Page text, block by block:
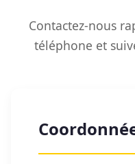
Contactez-nous
téléphone et